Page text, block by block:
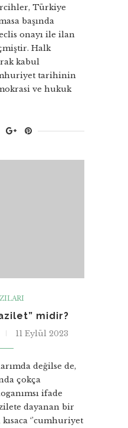
Türkiye
başında
onayı ile ilan
Halk
kabul
tarihinin
ve hukuk
midir?
11 Eylül 2023
değilse de,
çokça
ifade
dayanan bir
‘’cumhuriyet